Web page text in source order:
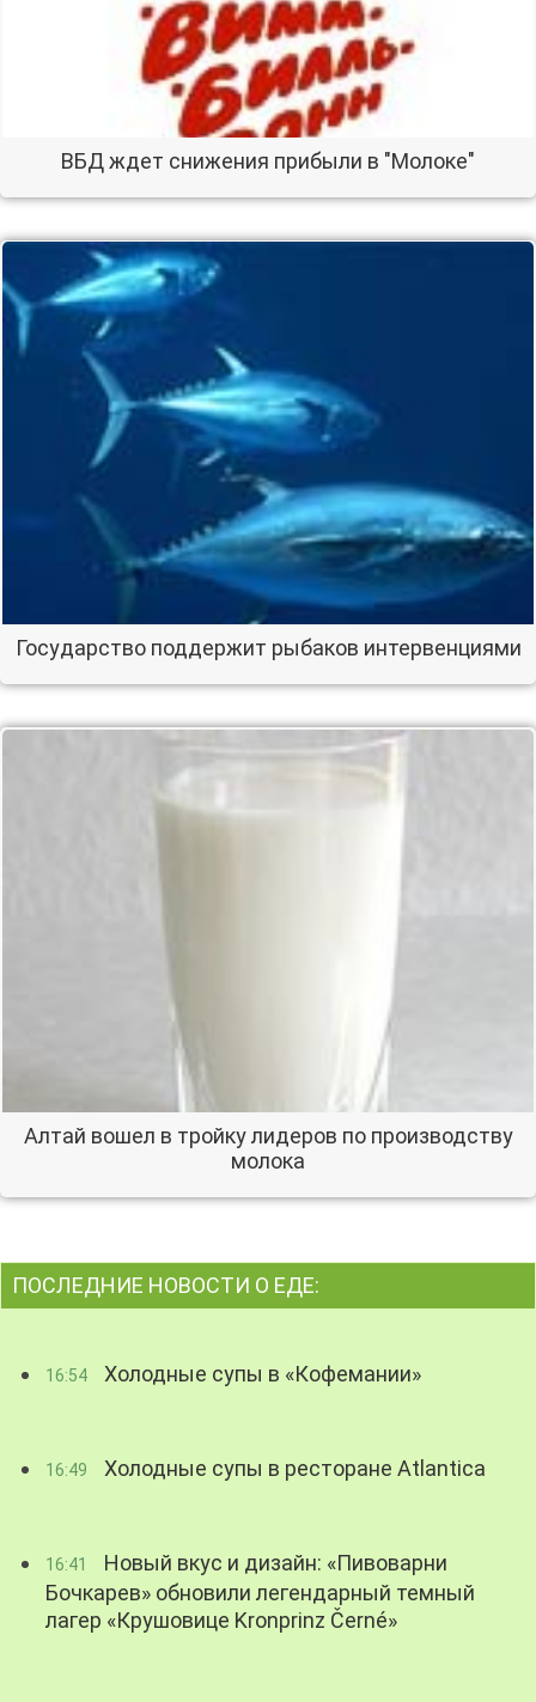
ВБД ждет снижения прибыли в "Молоке"
Государство поддержит рыбаков интервенциями
Алтай вошел в тройку лидеров по производству
молока
ПОСЛЕДНИЕ НОВОСТИ О ЕДЕ:
16:54 Холодные супы в «Кофемании»
16:49 Холодные супы в ресторане Atlantica
16:41
Новый вкус и дизайн: «Пивоварни
Бочкарев» обновили легендарный темный
лагер «Крушовице Kronprinz Černé»